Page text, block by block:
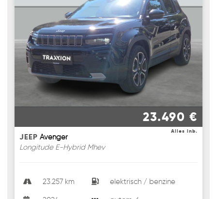
23.490 €
Alles inb.
JEEP Avenger
Longitude E-Hybrid Mhev
23.257 km elektrisch / benzine